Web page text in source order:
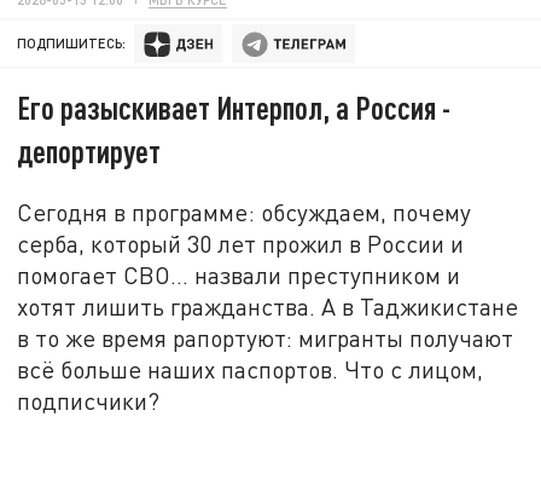
ПОДПИШИТЕСЬ:
Его разыскивает Интерпол, а Россия -
депортирует
Сегодня в программе: обсуждаем, почему
серба, который 30 лет прожил в России и
помогает СВО... назвали преступником и
хотят лишить гражданства. А в Таджикистане
в то же время рапортуют: мигранты получают
всё больше наших паспортов. Что с лицом,
подписчики?